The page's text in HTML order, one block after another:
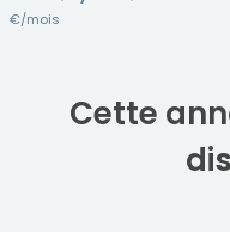
€/mois
Cette